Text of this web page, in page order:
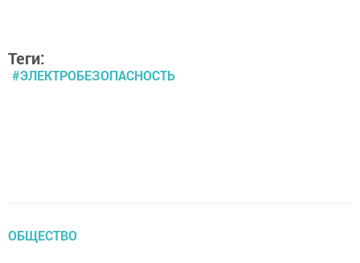
Теги:
#ЭЛЕКТРОБЕЗОПАСНОСТЬ
ОБЩЕСТВО